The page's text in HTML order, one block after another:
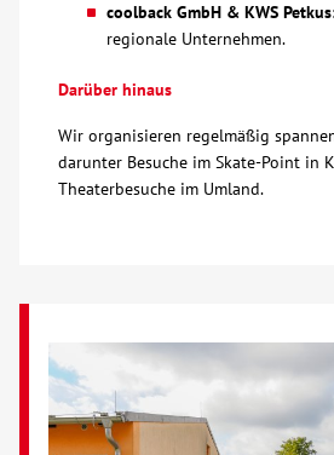
coolback GmbH & KWS
regionale Unternehmen.
Darüber hinaus
Wir organisieren regelmäßig
darunter Besuche im Skate-Point in
Theaterbesuche im Umland.